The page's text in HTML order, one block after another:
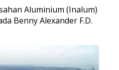
Aluminium (Inalum)
Benny Alexander F.D.